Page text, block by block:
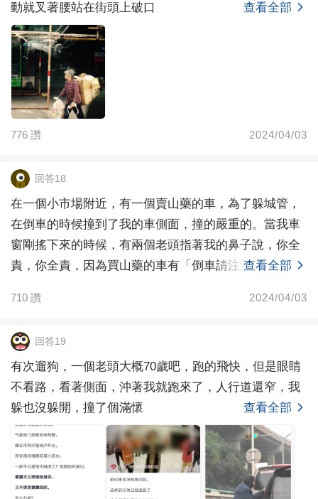
動就叉著腰站在街頭上破口
查看全部
776 讚 2024/04/03
回答18
在一個小市場附近，有一個賣山藥的車，為了躲城管，
在倒車的時候撞到了我的車側面，撞的嚴重的。當我車
窗剛搖下來的時候，有兩個老頭指著我的鼻子說，你全
責，你全責，因為買山藥的車有「倒車請注意」的廣
查看全部
710 讚 2024/04/03
回答19
有次遛狗，一個老頭大概70歲吧，跑的飛快，但是眼睛
不看路，看著側面，沖著我就跑來了，人行道還窄，我
躲也沒躲開，撞了個滿懷
查看全部